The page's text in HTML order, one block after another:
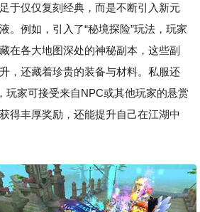
于仅仅复刻经典，而是不断引入新元
。例如，引入了“秘境探险”玩法，玩家
在各大地图深处的神秘副本，这些副
，还藏着珍贵的装备与材料。私服还
玩家可接受来自NPC或其他玩家的悬赏
得丰厚奖励，还能提升自己在江湖中